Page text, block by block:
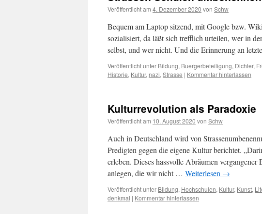
Veröffentlicht am 4. Dezember 2020 von Schw
Bequem am Laptop sitzend, mit Google bzw.
sozialisiert, da läßt sich trefflich urteilen, wer in
selbst, und wer nicht. Und die Erinnerung an
Veröffentlicht unter Bildung, Buergerbeteiligung, Dichter,
Historie, Kultur, nazi, Strasse | Kommentar hinterlassen
Kulturrevolution als Paradoxie
Veröffentlicht am 10. August 2020 von Schw
Auch in Deutschland wird von
Predigten gegen die eigene Kultur berichtet.
erleben. Dieses hassvolle Abräumen
anlegen, die wir nicht … Weiterlesen →
Veröffentlicht unter Bildung, Hochschulen, Kultur, Kunst,
denkmal | Kommentar hinterlassen